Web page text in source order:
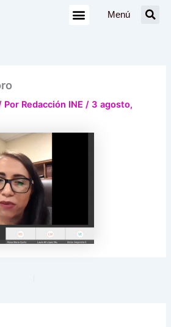
Menú
Por Redacción INE/ 3 agosto,